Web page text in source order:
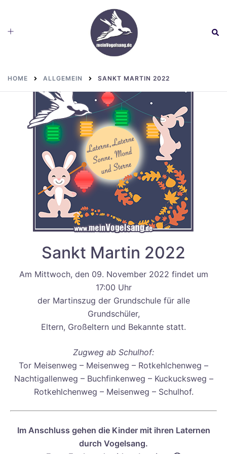
content
Toggle
HOME ALLGEMEIN SANKT MARTIN 2022
Sankt Martin 2022
Am Mittwoch, den 09. November 2022 findet um
17:00 Uhr
der Martinszug der Grundschule für alle
Grundschüler,
Eltern, Großeltern und Bekannte statt.
Zugweg ab Schulhof:
Tor Meisenweg – Meisenweg – Rotkehlchenweg –
Nachtigallenweg – Buchfinkenweg – Kuckucksweg –
Rotkehlchenweg – Meisenweg – Schulhof.
Im Anschluss gehen die Kinder mit ihren Laternen
durch Vogelsang.